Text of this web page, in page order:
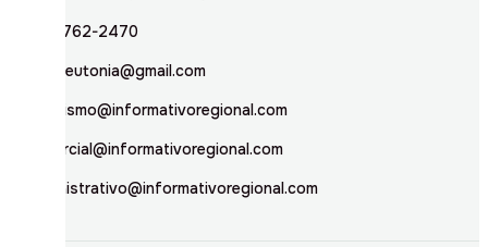
(51) 3762-2470
inforteutonia@gmail.com
jornalismo@informativoregional.com
comercial@informativoregional.com
administrativo@informativoregional.com